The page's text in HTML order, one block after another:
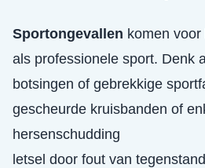
Sportongevallen komen
als professionele sport. Denk
botsingen of gebrekkige
gescheurde kruisbanden of
hersenschudding
letsel door fout van